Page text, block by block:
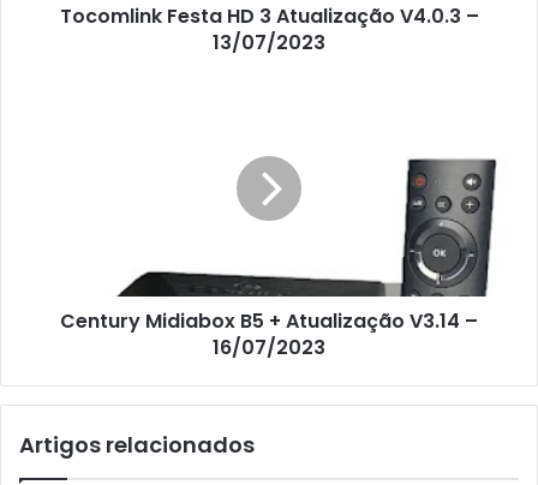
Tocomlink Festa HD 3 Atualização V4.0.3 –
13/07/2023
Century Midiabox B5 + Atualização V3.14 –
16/07/2023
Artigos relacionados